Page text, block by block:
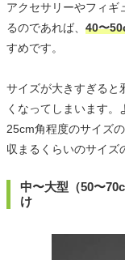
アクセサリーやフィギ
るのであれば、 40〜
すめです。
サイズが大きすぎると
くなってしまいます
25cm角程度のサイズ
収まるくらいのサイズ
中〜大型（50〜
け